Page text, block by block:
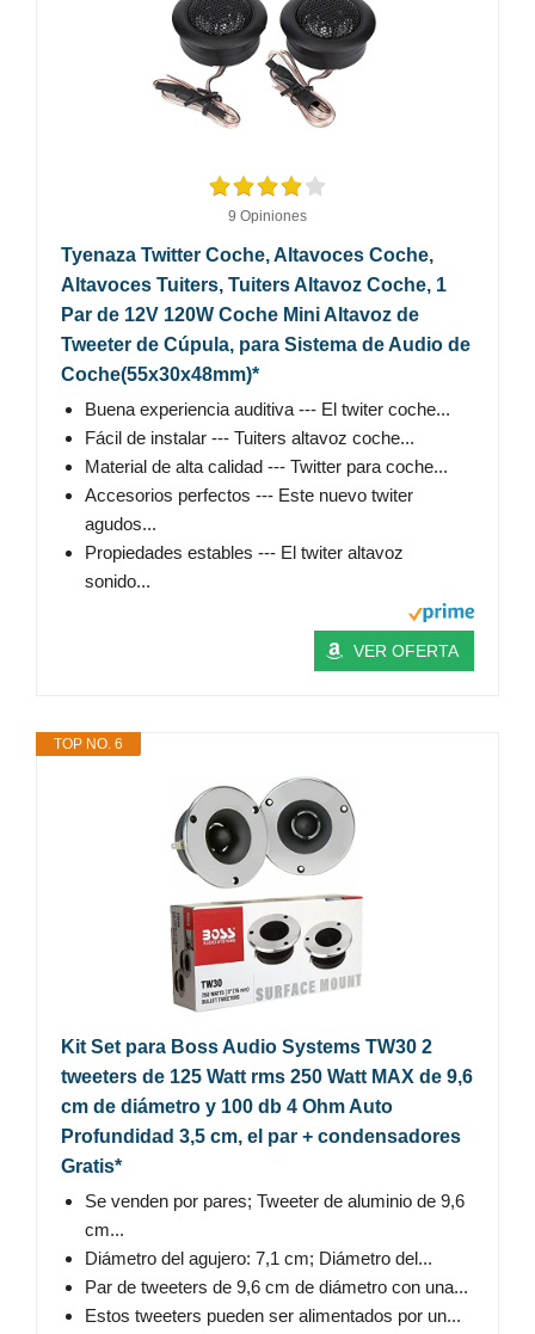
9 Opiniones
Tyenaza Twitter Coche, Altavoces Coche,
Altavoces Tuiters, Tuiters Altavoz Coche, 1
Par de 12V 120W Coche Mini Altavoz de
Tweeter de Cúpula, para Sistema de Audio de
Coche(55x30x48mm)*
Buena experiencia auditiva --- El twiter coche...
Fácil de instalar --- Tuiters altavoz coche...
Material de alta calidad --- Twitter para coche...
Accesorios perfectos --- Este nuevo twiter
agudos...
Propiedades estables --- El twiter altavoz
sonido...
VER OFERTA
TOP NO. 6
Kit Set para Boss Audio Systems TW30 2
tweeters de 125 Watt rms 250 Watt MAX de 9,6
cm de diámetro y 100 db 4 Ohm Auto
Profundidad 3,5 cm, el par + condensadores
Gratis*
Se venden por pares; Tweeter de aluminio de 9,6
cm...
Diámetro del agujero: 7,1 cm; Diámetro del...
Par de tweeters de 9,6 cm de diámetro con una...
Estos tweeters pueden ser alimentados por un...